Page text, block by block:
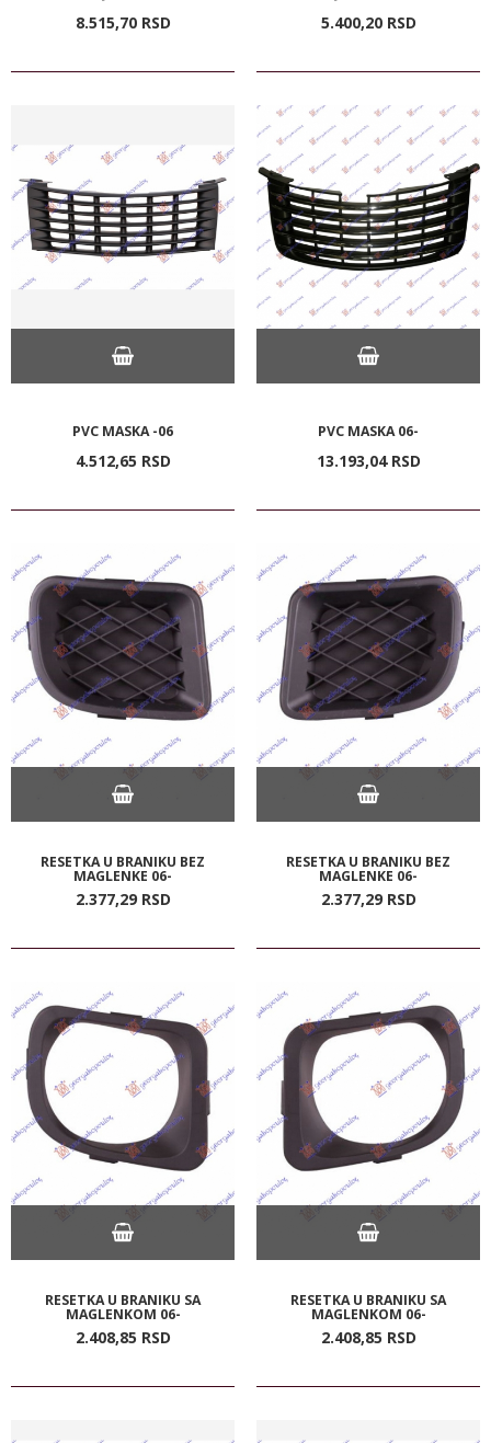
8.515,70 RSD 5.400,20 RSD
PVC MASKA -06
4.512,65 RSD
PVC MASKA 06-
13.193,04 RSD
RESETKA U BRANIKU BEZ
MAGLENKE 06-
2.377,29 RSD
RESETKA U BRANIKU BEZ
MAGLENKE 06-
2.377,29 RSD
RESETKA U BRANIKU SA
MAGLENKOM 06-
2.408,85 RSD
RESETKA U BRANIKU SA
MAGLENKOM 06-
2.408,85 RSD